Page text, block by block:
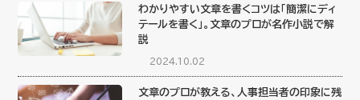
わかりやすい文章を書くコツは「簡潔にディ
テールを書く」。文章のプロが名作小説で解
説
2024.10.02
文章のプロが教える、人事担当者の印象に残